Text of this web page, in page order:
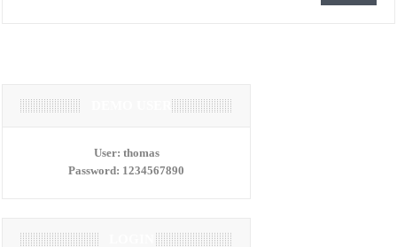
User:thomas
Password: 1234567890